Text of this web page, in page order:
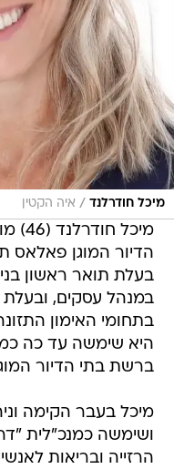
מיכל חודרלנד / איה הקטין
הדיור המוגן פאלאס
בעלת תואר ראשון
במנהל עסקים,
בתחומי האימון
היא שימשה עד כה
ברשת בתי הדיור המוגן פאלאס
ושימשה כמנכ"לית
הרזייה ובריאות